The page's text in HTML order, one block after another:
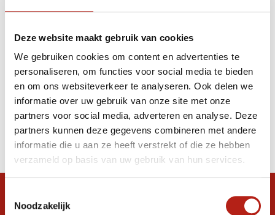
Deze website maakt gebruik van cookies
We gebruiken cookies om content en advertenties te
personaliseren, om functies voor social media te bieden
en om ons websiteverkeer te analyseren. Ook delen we
informatie over uw gebruik van onze site met onze
partners voor social media, adverteren en analyse. Deze
partners kunnen deze gegevens combineren met andere
informatie die u aan ze heeft verstrekt of die ze hebben
verzameld op basis van uw gebruik van hun services.
Noodzakelijk
Apply filters Shinai
Producten
Filter